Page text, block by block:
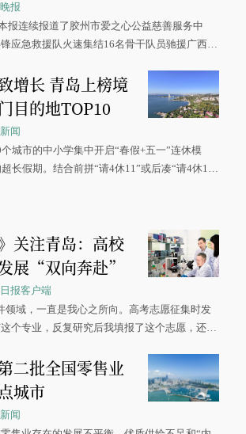
报
报连续报道了胶州市爱之心公益慈善服务中
应急救援队火速集结16名骨干队员驰援广西灾
增长 青岛上榜境
目的地TOP10
闻
城市的中小学集中开启“春假+五一”连休模
长假期。结合前拼“请4休11”或后凑“请4休1
关注青岛：高校
展“双向奔赴”
报客户端
领域，一直是我心之所向。高考志愿征集时发
个专业，反复研究后我填报了这个志愿，还真
学院材料类专业的录取通知书。
二批全国零售业
城市
闻